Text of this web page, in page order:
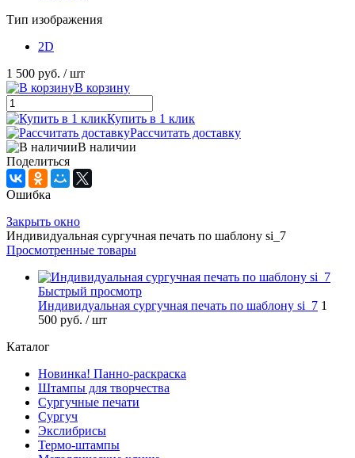
Тип изображения
2D
1 500 руб. / шт
В корзину
Купить в 1 клик
Рассчитать доставку
В наличии
Поделиться
Ошибка
Закрыть окно
Индивидуальная сургучная печать по шаблону si_7
Просмотренные товары
Быстрый просмотр
Индивидуальная сургучная печать по шаблону si_7 1
500 руб. / шт
Каталог
Новинка! Панно-раскраска
Штампы для творчества
Сургучные печати
Сургуч
Экслибрисы
Термо-штампы